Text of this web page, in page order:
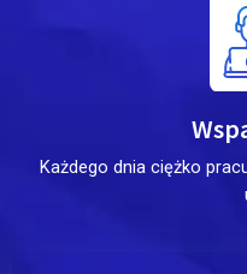
Każdego dnia ciężko